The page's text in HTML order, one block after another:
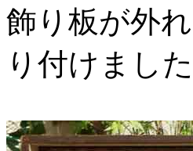
飾り板が外
り付けました